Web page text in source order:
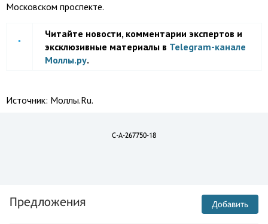
Московском проспекте.
Читайте новости, комментарии экспертов и
эксклюзивные материалы в Telegram-канале
Моллы.ру.
Источник: Моллы.Ru.
C-A-267750-18
Предложения Добавить